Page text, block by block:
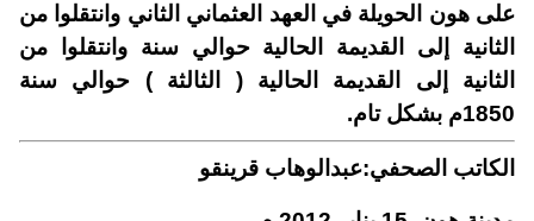
على هون الحويلة في العهد العثماني الثاني وانتقلوا من
الثانية إلى القديمة الحالية حوالي سنة وانتقلوا من
الثانية إلى القديمة الحالية ( الثالثة ) حوالي سنة
1850م بشكل تام.
الكاتب الصحفي:عبدالوهاب قرينقو